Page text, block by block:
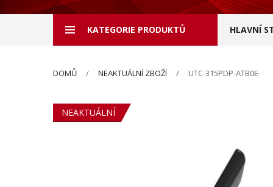
KATEGORIE PRODUKTŮ HLAVNÍ
DOMŮ NEAKTUÁLNÍ ZBOŽÍ UTC-315PDP-ATB0E
NEAKTUÁLNÍ